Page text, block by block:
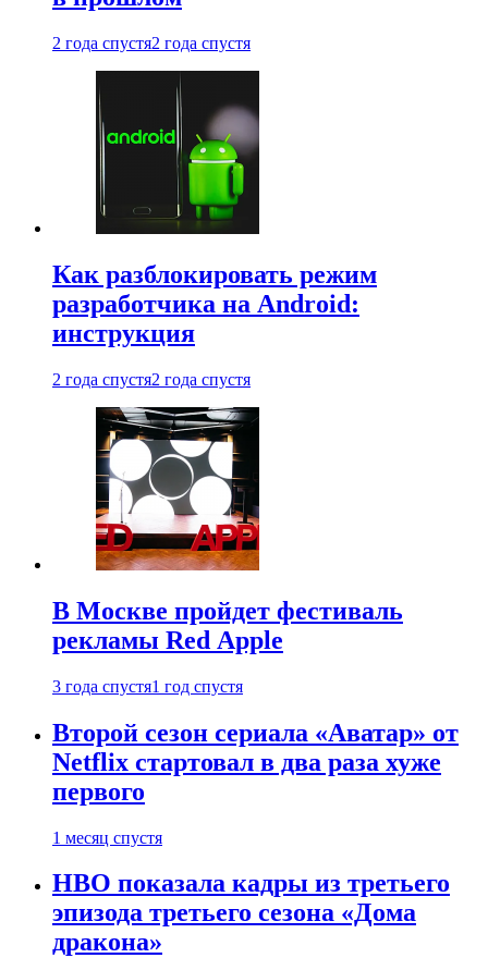
2 года спустя2 года спустя
Как разблокировать режим
разработчика на Android:
инструкция
2 года спустя2 года спустя
В Москве пройдет фестиваль
рекламы Red Apple
3 года спустя1 год спустя
Второй сезон сериала «Аватар» от
Netflix стартовал в два раза хуже
первого
1 месяц спустя
HBO показала кадры из третьего
эпизода третьего сезона «Дома
дракона»